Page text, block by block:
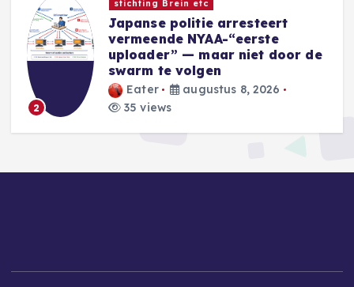
3
Nieuwe Games
Sins of a Solar Empire II:
Harbinger introduceert nieuwe
Eidolon-factie
Blackwell
augustus 8, 2026
36 views